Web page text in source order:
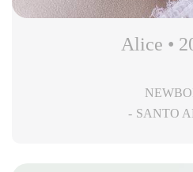
Alice •
SANTO